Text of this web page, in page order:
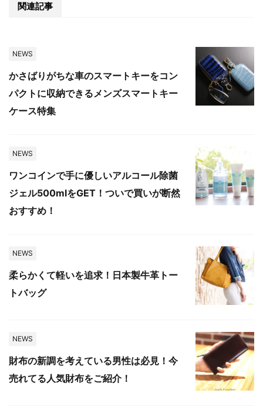
関連記事
NEWS
かさばりがちな車のスマートキーをコン
パクトに収納できるメンズスマートキー
ケース特集
NEWS
ワンコインで手に優しいアルコール除菌
ジェル500mlをGET！ついで買いが断然
おすすめ！
NEWS
柔らかくて軽いを追求！日本製牛革トー
トバッグ
NEWS
財布の新調を考えている男性は必見！今
売れてる人気財布をご紹介！